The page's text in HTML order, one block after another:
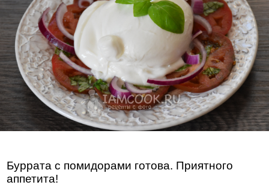
Буррата с помидорами готова. Приятного
аппетита!